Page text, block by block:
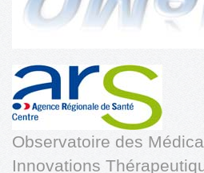
Observatoire des
Innovations